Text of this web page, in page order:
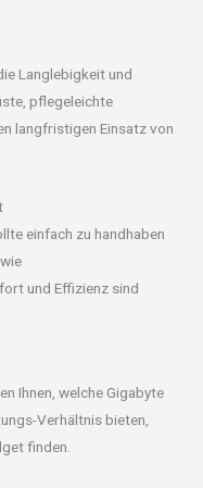
Langlebigkeit und
pflegeleichte
langfristigen Einsatz von
einfach zu handhaben
und Effizienz sind
Ihnen, welche Gigabyte
Verhältnis bieten,
finden.